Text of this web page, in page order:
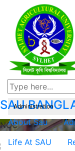
SAU
About Sau
Life At SAU
Administration
NOC